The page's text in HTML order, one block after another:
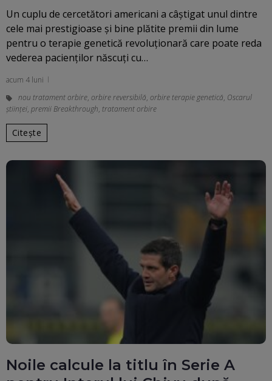
Un cuplu de cercetători americani a câștigat unul dintre
cele mai prestigioase și bine plătite premii din lume
pentru o terapie genetică revoluționară care poate reda
vederea pacienților născuți cu…
acum 4 luni
nou tratament orbire, orbire reversibilă, orbire terapie genetică, Oscarul
științei, premii Breakthrough, tratament orbire
Citește
Noile calcule la titlu în Serie A